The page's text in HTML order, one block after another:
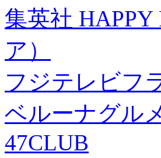
集英社
ア）
フジテレビフ
ベルーナグル
47CLUB